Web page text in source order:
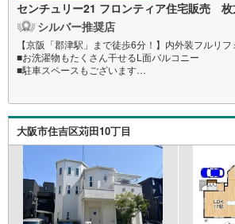
センチュリー21 フロンティア住宅販売 枚
シルバー推奨店
【京阪「郡津駅」まで徒歩6分！】内外装フルリフ
■お洗濯物もたくさん干せるL面バルコニー
■駐車スペースもございます
リフォーム内容
・システムキッチン・浴室・洗面台新調
・モニターインターホン・ダウンライト新調
・外壁塗装、屋根塗装
・和室タタミ替え、クロス貼替、CF張替 等
立地
・郡津小学校まで徒歩約7分（約560m）
・第二中学校まで徒歩約13分（約1040m）
大阪市住吉区苅田10丁目